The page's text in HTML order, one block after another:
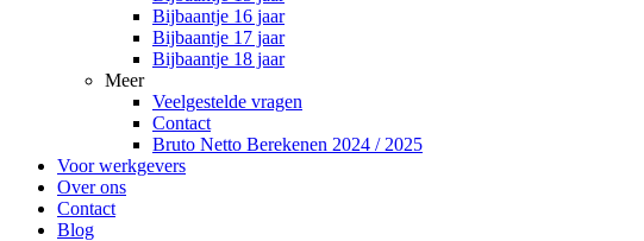
Bijbaantje 16 jaar
Bijbaantje 17 jaar
Bijbaantje 18 jaar
Meer
Veelgestelde vragen
Contact
Bruto Netto Berekenen 2024 / 2025
Voor werkgevers
Over ons
Contact
Blog